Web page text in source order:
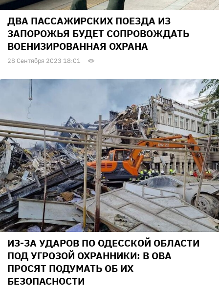
ДВА ПАССАЖИРСКИХ ПОЕЗДА ИЗ
ЗАПОРОЖЬЯ БУДЕТ СОПРОВОЖДАТЬ
ВОЕНИЗИРОВАННАЯ ОХРАНА
28 Сентября 2023 18:01
ИЗ-ЗА УДАРОВ ПО ОДЕССКОЙ ОБЛАСТИ
ПОД УГРОЗОЙ ОХРАННИКИ: В ОВА
ПРОСЯТ ПОДУМАТЬ ОБ ИХ
БЕЗОПАСНОСТИ